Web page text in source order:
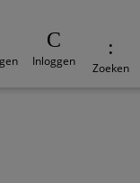
Inloggen Zoeken